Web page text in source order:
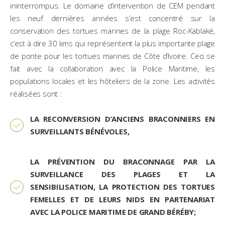
ininterrompus. Le domaine d’intervention de CEM pendant
les neuf dernières années s’est concentré sur la
conservation des tortues marines de la plage Roc-Kablaké,
c’est à dire 30 kms qui représentent la plus importante plage
de ponte pour les tortues marines de Côte d’Ivoire. Ceci se
fait avec la collaboration avec la Police Maritime, les
populations locales et les hôteliers de la zone. Les activités
réalisées sont :
LA RECONVERSION D’ANCIENS BRACONNIERS EN
SURVEILLANTS BÉNÉVOLES,
LA PRÉVENTION DU BRACONNAGE PAR LA
SURVEILLANCE DES PLAGES ET LA
SENSIBILISATION, LA PROTECTION DES TORTUES
FEMELLES ET DE LEURS NIDS EN PARTENARIAT
AVEC LA POLICE MARITIME DE GRAND BÉRÉBY;